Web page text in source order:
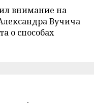
внимание на
Вучича
о способах